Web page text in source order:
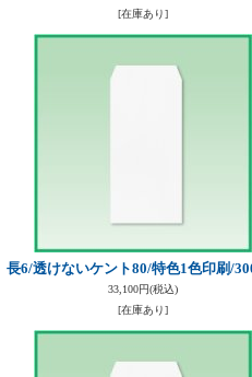
[在庫あり]
長6/透けないケント80/特色1色印刷/
33,100円(税込)
[在庫あり]